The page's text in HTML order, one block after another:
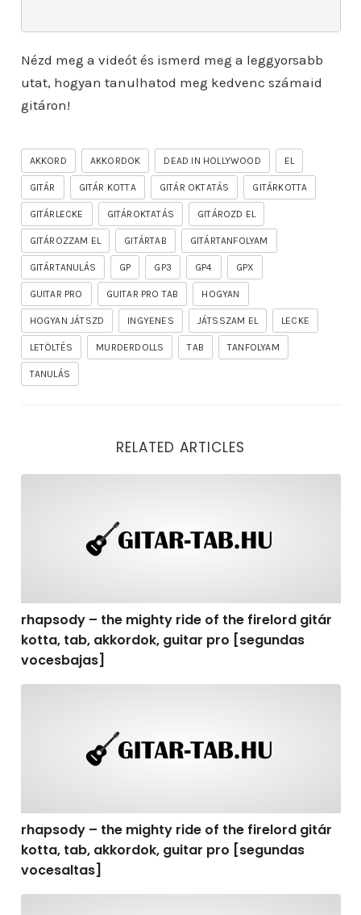
Nézd meg a videót és ismerd meg a leggyorsabb
utat, hogyan tanulhatod meg kedvenc számaid
gitáron!
AKKORD AKKORDOK DEAD IN HOLLYWOOD EL
GITÁR GITÁR KOTTA GITÁR OKTATÁS GITÁRKOTTA
GITÁRLECKE GITÁROKTATÁS GITÁROZD EL
GITÁROZZAM EL GITÁRTAB GITÁRTANFOLYAM
GITÁRTANULÁS GP GP3 GP4 GPX
GUITAR PRO GUITAR PRO TAB HOGYAN
HOGYAN JÁTSZD INGYENES JÁTSSZAM EL LECKE
LETÖLTÉS MURDERDOLLS TAB TANFOLYAM
TANULÁS
RELATED ARTICLES
rhapsody – the mighty ride of the firelord gitár
kotta, tab, akkordok, guitar pro [segundas
vocesbajas]
rhapsody – the mighty ride of the firelord gitár
kotta, tab, akkordok, guitar pro [segundas
vocesaltas]